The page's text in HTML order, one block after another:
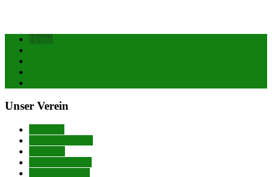
Home
Unser Verein